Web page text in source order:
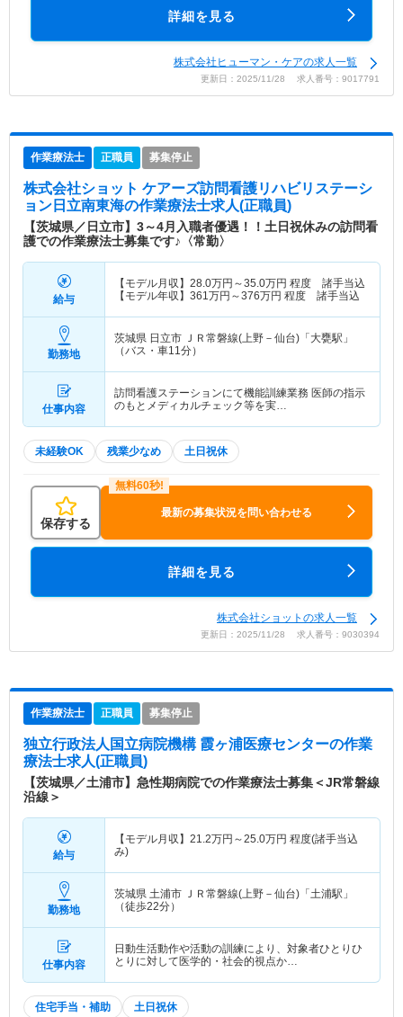
詳細を見る
株式会社ヒューマン・ケアの求人一覧
更新日：2025/11/28 求人番号：9017791
作業療法士 正職員 募集停止
株式会社ショット ケアーズ訪問看護リハビリステーシ
ョン日立南東海の作業療法士求人(正職員)
【茨城県／日立市】3～4月入職者優遇！！土日祝休みの訪問看
護での作業療法士募集です♪〈常勤〉
給与
【モデル月収】 28.0万円～35.0万円 程度 諸手当込
【モデル年収】 361万円～376万円 程度 諸手当込
勤務地
茨城県 日立市 ＪＲ常磐線(上野－仙台)「大甕駅」
（バス・車11分）
仕事内容
訪問看護ステーションにて機能訓練業務 医師の指示
のもとメディカルチェック等を実…
未経験OK 残業少なめ 土日祝休
保存する
最新の募集状況を問い合わせる
詳細を見る
株式会社ショットの求人一覧
更新日：2025/11/28 求人番号：9030394
作業療法士 正職員 募集停止
独立行政法人国立病院機構 霞ヶ浦医療センターの作業
療法士求人(正職員)
【茨城県／土浦市】急性期病院での作業療法士募集＜JR常磐線
沿線＞
給与
【モデル月収】 21.2万円～25.0万円 程度(諸手当込
み)
勤務地
茨城県 土浦市 ＪＲ常磐線(上野－仙台)「土浦駅」
（徒歩22分）
仕事内容
日動生活動作や活動の訓練により、対象者ひとりひ
とりに対して医学的・社会的視点か…
住宅手当・補助 土日祝休